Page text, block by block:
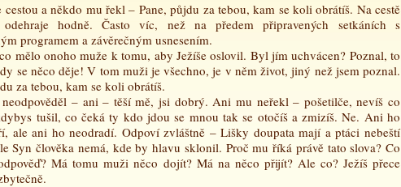
cestou a někdo mu řekl – Pane, půjdu za tebou, kam se koli obrátíš. Na cestě
hodně. Často víc, než na předem připravených setkáních s
programem a závěrečným usnesením.
mělo onoho muže k tomu, aby Ježíše oslovil. Byl jím uchvácen? Poznal, to
se něco děje! V tom muži je všechno, je v něm život, jiný než jsem poznal.
za tebou, kam se koli obrátíš.
neodpověděl – ani – těší mě, jsi dobrý. Ani mu neřekl – pošetilče, nevíš co
tušil, co čeká ty kdo jdou se mnou tak se otočíš a zmizíš. Ne. Ani ho
ale ani ho neodradí. Odpoví zvláštně – Lišky doupata mají a ptáci nebeští
Syn člověka nemá, kde by hlavu sklonil. Proč mu říká právě tato slova? Co
Má tomu muži něco dojít? Má na něco přijít? Ale co? Ježíš přece